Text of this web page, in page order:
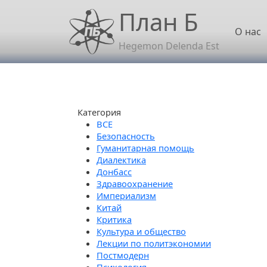
Перейти к основному содержаниюПлан Б
Hegemon Delenda Est
О нас
Категория
Безопасность
Гуманитарная помощь
Диалектика
Донбасс
Здравоохранение
Империализм
Китай
Критика
Культура и общество
Лекции по политэкономии
Постмодерн